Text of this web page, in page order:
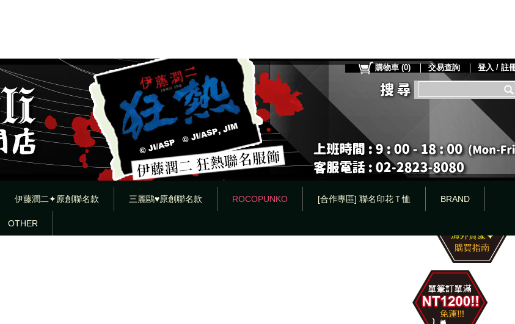
伊藤潤二✦原創聯名款 三麗鷗♥原創聯名款 ROCOPUNKO [合作專區] 聯名印花Ｔ恤 BRAND
OTHER
購物車 (0) 交易查詢 登入 / 註